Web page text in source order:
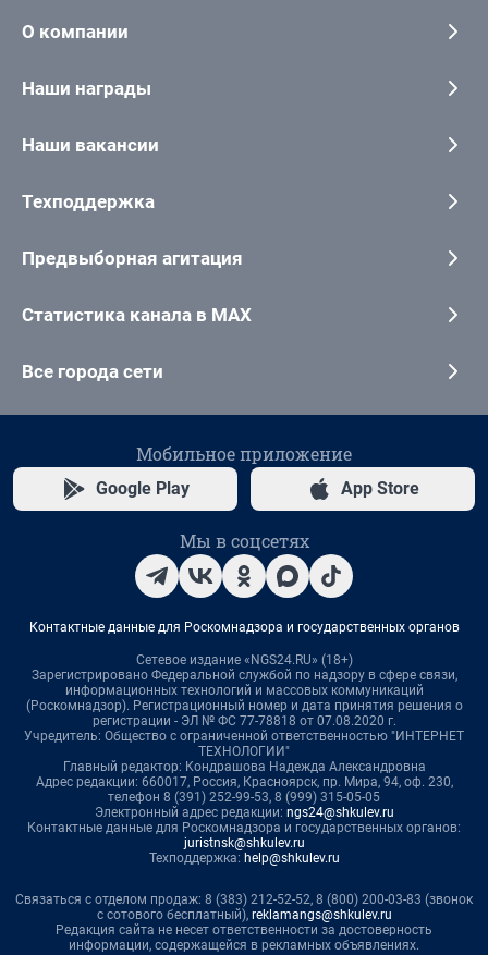
О компании
Наши награды
Наши вакансии
Техподдержка
Предвыборная агитация
Статистика канала в MAX
Все города сети
Мобильное приложение
Google Play App Store
Мы в соцсетях
Контактные данные для Роскомнадзора и государственных органов
Сетевое издание «NGS24.RU» (18+)
Зарегистрировано Федеральной службой по надзору в сфере связи,
информационных технологий и массовых коммуникаций
(Роскомнадзор). Регистрационный номер и дата принятия решения о
регистрации - ЭЛ № ФС 77-78818 от 07.08.2020 г.
Учредитель: Общество с ограниченной ответственностью "ИНТЕРНЕТ
ТЕХНОЛОГИИ"
Главный редактор: Кондрашова Надежда Александровна
Адрес редакции: 660017, Россия, Красноярск, пр. Мира, 94, оф. 230,
телефон 8 (391) 252-99-53, 8 (999) 315-05-05
Электронный адрес редакции: ngs24@shkulev.ru
Контактные данные для Роскомнадзора и государственных органов:
juristnsk@shkulev.ru
Техподдержка: help@shkulev.ru
Связаться с отделом продаж: 8 (383) 212-52-52, 8 (800) 200-03-83 (звонок
с сотового бесплатный), reklamangs@shkulev.ru
Редакция сайта не несет ответственности за достоверность
информации, содержащейся в рекламных объявлениях.